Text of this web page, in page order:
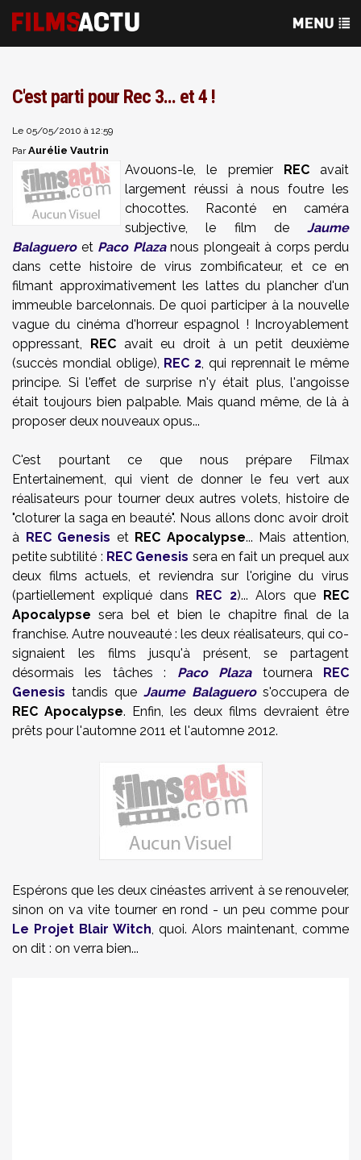
C'est parti pour Rec 3... et 4 !
Le 05/05/2010 à 12:59
ParAurélie Vautrin
Avouons-le, le premier RECavait
largement réussi à nous foutre les
chocottes. Raconté en caméra
subjective, le film de Jaume
Balagueroet Paco Plazanous plongeait à corps perdu
dans cette histoire de virus zombificateur, et ce en
filmant approximativement les lattes du plancher d'un
immeuble barcelonnais. De quoi participer à la nouvelle
vague du cinéma d'horreur espagnol ! Incroyablement
oppressant, RECavait eu droit à un petit deuxième
(succès mondial oblige), REC 2, qui reprennait le même
principe. Si l'effet de surprise n'y était plus, l'angoisse
était toujours bien palpable. Mais quand même, de là à
proposer deux nouveaux opus...
C'est pourtant ce que nous prépare Filmax
Entertainement, qui vient de donner le feu vert aux
réalisateurs pour tourner deux autres volets, histoire de
"cloturer la saga en beauté". Nous allons donc avoir droit
à REC Genesis et REC Apocalypse... Mais attention,
petite subtilité : REC Genesis sera en fait un prequel aux
deux films actuels, et reviendra sur l'origine du virus
(partiellement expliqué dans REC 2)... Alors que REC
Apocalypse sera bel et bien le chapitre final de la
franchise. Autre nouveauté : les deux réalisateurs, qui co-
signaient les films jusqu'à présent, se partagent
désormais les tâches : Paco Plazatournera REC
Genesis tandis que Jaume Balagueros'occupera de
REC Apocalypse. Enfin, les deux films devraient être
prêts pour l'automne 2011 et l'automne 2012.
Espérons que les deux cinéastes arrivent à se renouveler,
sinon on va vite tourner en rond - un peu comme pour
Le Projet Blair Witch, quoi. Alors maintenant, comme
on dit : on verra bien...